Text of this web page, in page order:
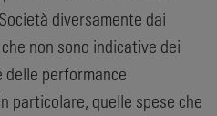
diversamente dai
non sono indicative dei
performance
particolare, quelle spese che